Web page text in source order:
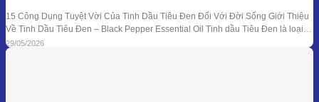
15 Công Dụng Tuyệt Vời Của Tinh Dầu Tiêu Đen Đối Với Đời Sống Giới Thiệu
Về Tinh Dầu Tiêu Đen – Black Pepper Essential Oil Tinh dầu Tiêu Đen là loại
tinh dầu thiên nhiên được chiết xuất từ quả của cây Tiêu Đen (Piper nigrum)
bằng phương pháp chưng cất hơi nước. Đây là
29/05/2026